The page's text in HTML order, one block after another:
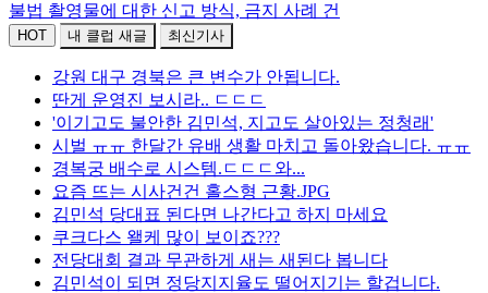
불법 촬영물에 대한 신고 방식, 금지 사례 건
HOT 내 클럽 새글 최신기사
강원 대구 경북은 큰 변수가 안됩니다.
딴게 운영진 보시라.. ㄷㄷㄷ
'이기고도 불안한 김민석, 지고도 살아있는 정청래'
시벌 ㅠㅠ 한달간 유배 생활 마치고 돌아왔습니다. ㅠㅠ
경복궁 배수로 시스템.ㄷㄷㄷ와...
요즘 뜨는 시사건건 홀스형 근황.JPG
김민석 당대표 된다면 나간다고 하지 마세요
쿠크다스 왤케 많이 보이죠???
전당대회 결과 무관하게 새는 새된다 봅니다
김민석이 되면 정당지지율도 떨어지기는 할겁니다.